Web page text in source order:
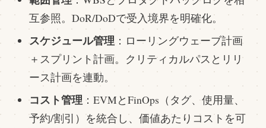
互参照。DoR/DoDで受入境界を明確化。
スケジュール管理 ：ローリングウェーブ計画
＋スプリント計画。クリティカルパスとリリ
ース計画を連動。
コスト管理 ：EVMとFinOps（タグ、使用量、
予約/割引）を統合し、価値あたりコストを可